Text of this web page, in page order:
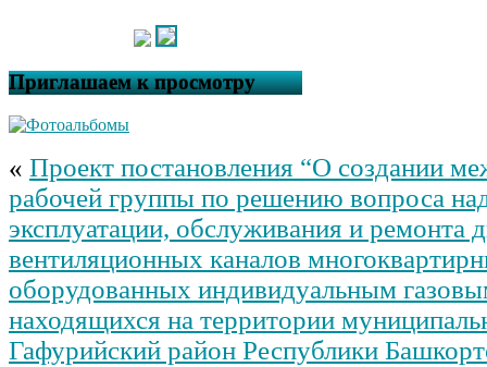
Приглашаем к просмотру
« Проект постановления “О создании
рабочей группы по решению вопроса
эксплуатации, обслуживания и ремонта
вентиляционных каналов
оборудованных индивидуальным
находящихся на территории
Гафурийский район Республики